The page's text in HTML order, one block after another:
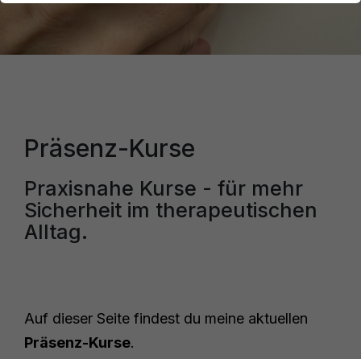
Präsenz-Kurse
Praxisnahe Kurse - für mehr
Sicherheit im therapeutischen
Alltag.
Auf dieser Seite findest du meine aktuellen
Präsenz-Kurse.